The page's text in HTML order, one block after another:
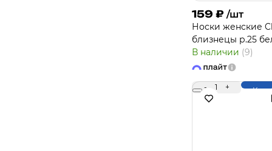
159 ₽ /шт
Носки женcкие
близнецы р.25
В наличии (9)
- 1 +